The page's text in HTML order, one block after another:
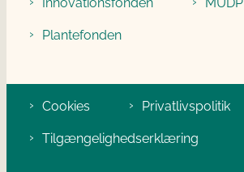
Plantefonden
Cookies Privatlivspolitik
Tilgængelighedserklæring